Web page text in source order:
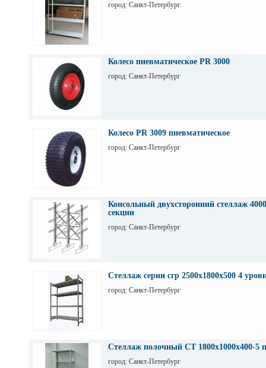
город: Санкт-Петербург
Колесо пневматическое PR 3000
город: Санкт-Петербург
Колесо PR 3009 пневматическое
город: Санкт-Петербург
Консольный двухсторонний стеллаж
секции
город: Санкт-Петербург
Стеллаж серии сгр 2500х1800х500 4
город: Санкт-Петербург
Стеллаж полочный СТ 1800х1000х400-5
город: Санкт-Петербург